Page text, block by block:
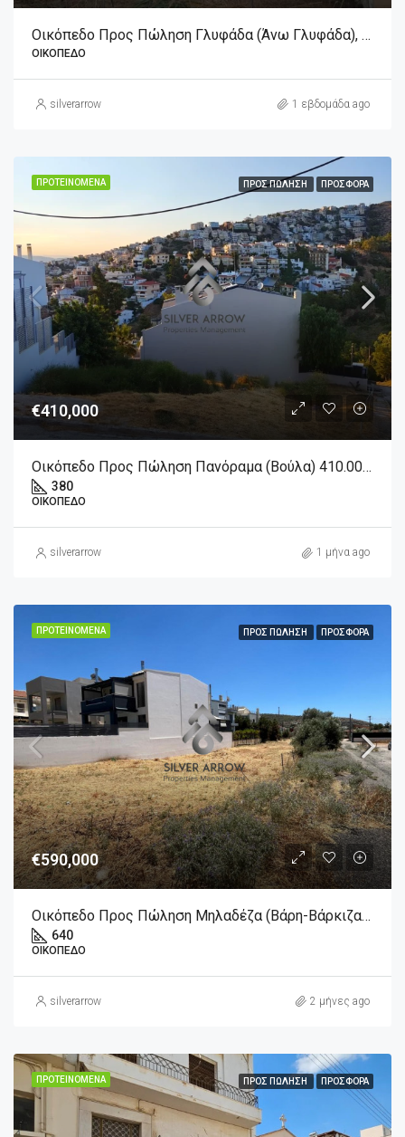
Οικόπεδο Προς Πώληση Γλυφάδα (Άνω Γλυφάδα), 830.000€, 450 Τ.μ.
ΟΙΚΌΠΕΔΟ
silverarrow 1 εβδομάδα ago
ΠΡΟΤΕΙΝΌΜΕΝΑ ΠΡΟΣ ΠΏΛΗΣΗ ΠΡΟΣΦΟΡΆ
€410,000
Οικόπεδο Προς Πώληση Πανόραμα (Βούλα) 410.000€ , 380 Τ.Μ.
380
ΟΙΚΌΠΕΔΟ
silverarrow 1 μήνα ago
ΠΡΟΤΕΙΝΌΜΕΝΑ ΠΡΟΣ ΠΏΛΗΣΗ ΠΡΟΣΦΟΡΆ
€590,000
Οικόπεδο Προς Πώληση Μηλαδέζα (Βάρη-Βάρκιζα), 590.000€ , 640 Τ.Μ.
640
ΟΙΚΌΠΕΔΟ
silverarrow 2 μήνες ago
ΠΡΟΤΕΙΝΌΜΕΝΑ ΠΡΟΣ ΠΏΛΗΣΗ ΠΡΟΣΦΟΡΆ